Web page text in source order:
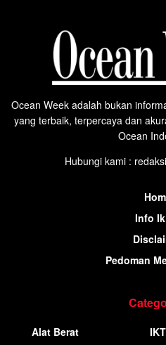
Ocean Week adalah bukan
yang terbaik, terpercaya dan
Ocean
Hubungi kami :
Info
Pedoman
Alat Berat
IKT